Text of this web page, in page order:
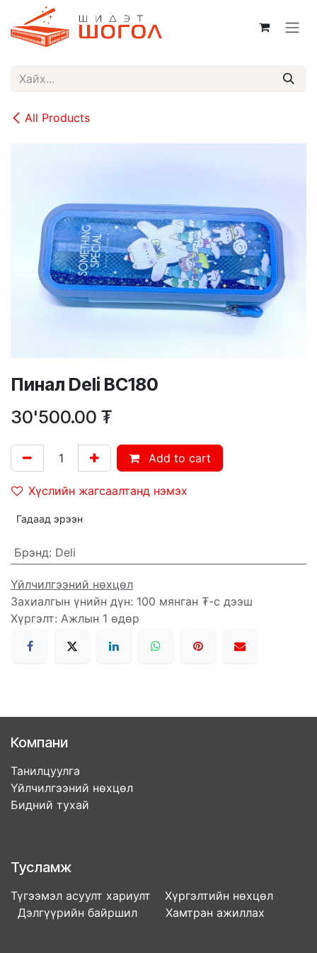
Skip to Content
All Products
Пинал Deli BC180
30'500.00 ₮
Add to cart
Хүслийн жагсаалтанд нэмэх
Гадаад эрээн
Брэнд: Deli
Үйлчилгээний нөхцөл
Захиалгын үнийн дүн: 100 мянган ₮-с дээш
Хүргэлт: Ажлын 1 өдөр
Компани
Танилцуулга
Үйлчилгээний нөхцөл
Бидний тухай
Тусламж
Түгээмэл асуулт хариулт Хүргэлтийн нөхцөл
Дэлгүүрийн байршил Хамтран ажиллах